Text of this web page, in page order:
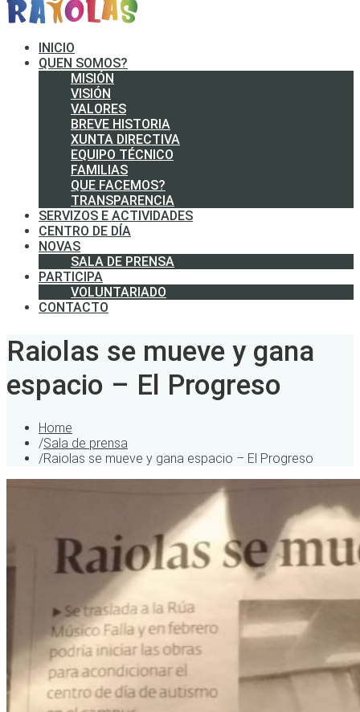
INICIO
QUEN SOMOS?
MISIÓN
VISIÓN
VALORES
BREVE HISTORIA
XUNTA DIRECTIVA
EQUIPO TÉCNICO
FAMILIAS
QUE FACEMOS?
TRANSPARENCIA
SERVIZOS E ACTIVIDADES
CENTRO DE DÍA
NOVAS
SALA DE PRENSA
PARTICIPA
VOLUNTARIADO
CONTACTO
Raiolas se mueve y gana
espacio – El Progreso
Home
/Sala de prensa
/Raiolas se mueve y gana espacio – El Progreso